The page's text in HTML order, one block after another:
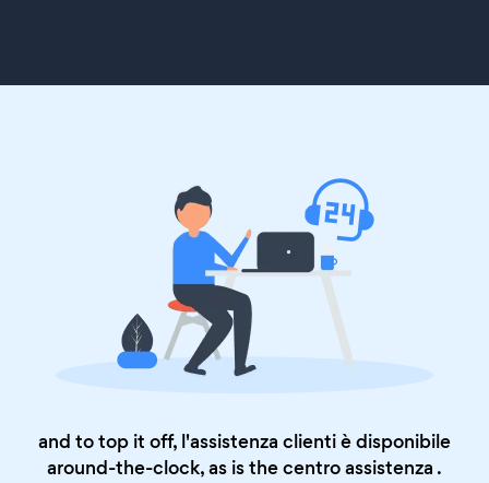
and to top it off, l'assistenza clienti è disponibile
around-the-clock, as is thecentro assistenza .